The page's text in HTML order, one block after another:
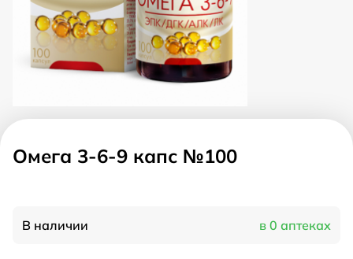
Омега 3-6-9 капс №100
В наличии в 0 аптеках